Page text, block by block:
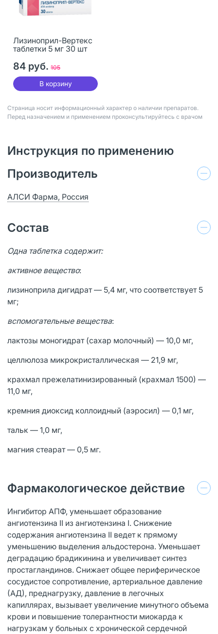
Лизиноприл-Вертекс
таблетки 5 мг 30 шт
84 руб. 105
В корзину
Страница носит информационный характер о наличии препаратов.
Перед назначением и применением проконсультируйтесь с врачом
Инструкция по применению
Производитель
АЛСИ Фарма, Россия
Состав
Одна таблетка содержит:
активное вещество:
лизиноприла дигидрат — 5,4 мг, что соответствует 5
мг;
вспомогательные вещества:
лактозы моногидрат (сахар молочный) — 10,0 мг,
целлюлоза микрокристаллическая — 21,9 мг,
крахмал прежелатинизированный (крахмал 1500) —
11,0 мг,
кремния диоксид коллоидный (аэросил) — 0,1 мг,
тальк — 1,0 мг,
магния стеарат — 0,5 мг.
Фармакологическое действие
Ингибитор АПФ, уменьшает образование
ангиотензина II из ангиотензина I. Снижение
содержания ангиотензина II ведет к прямому
уменьшению выделения альдостерона. Уменьшает
деградацию брадикинина и увеличивает синтез
простагландинов. Снижает общее периферическое
сосудистое сопротивление, артериальное давление
(АД), преднагрузку, давление в легочных
капиллярах, вызывает увеличение минутного объема
крови и повышение толерантности миокарда к
нагрузкам у больных с хронической сердечной